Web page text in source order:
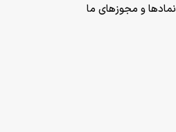
نمادها و مجوزهای ما